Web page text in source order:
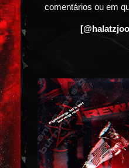
comentários ou em